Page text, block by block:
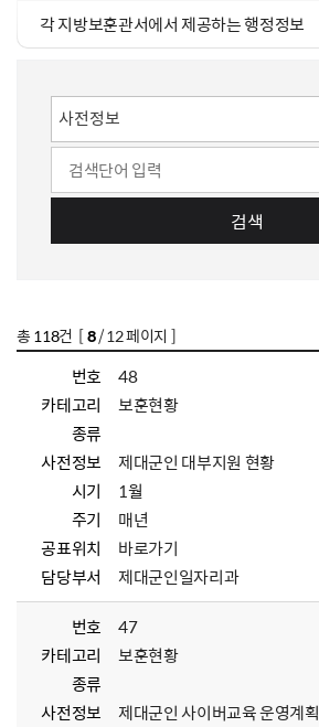
각 지방보훈관서에서 제공하는행정정보
검색
총 118건 [8/ 12 페이지 ]
번호
48
카테고리
보훈현황
종류
사전정보
제대군인 대부지원 현황
시기
1월
주기
매년
공표위치
바로가기
담당부서
제대군인일자리과
번호
47
카테고리
보훈현황
종류
사전정보
제대군인 사이버교육 운영계획